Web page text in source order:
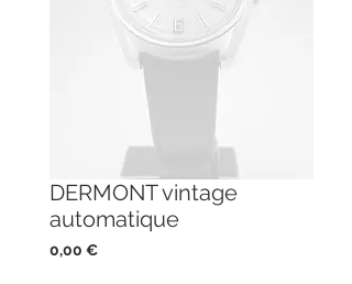
DERMONT vintage
automatique
0,00 €Prix